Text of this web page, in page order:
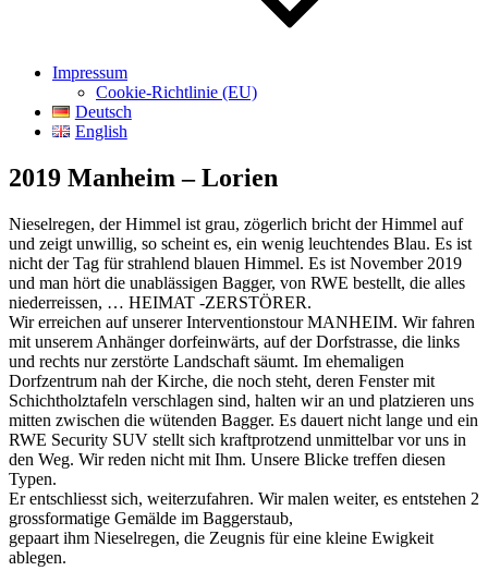
Impressum
Cookie-Richtlinie (EU)
Deutsch
English
2019 Manheim – Lorien
Nieselregen, der Himmel ist grau, zögerlich bricht der Himmel auf
und zeigt unwillig, so scheint es, ein wenig leuchtendes Blau. Es ist
nicht der Tag für strahlend blauen Himmel. Es ist November 2019
und man hört die unablässigen Bagger, von RWE bestellt, die alles
niederreissen, … HEIMAT -ZERSTÖRER.
Wir erreichen auf unserer Interventionstour MANHEIM. Wir fahren
mit unserem Anhänger dorfeinwärts, auf der Dorfstrasse, die links
und rechts nur zerstörte Landschaft säumt. Im ehemaligen
Dorfzentrum nah der Kirche, die noch steht, deren Fenster mit
Schichtholztafeln verschlagen sind, halten wir an und platzieren uns
mitten zwischen die wütenden Bagger. Es dauert nicht lange und ein
RWE Security SUV stellt sich kraftprotzend unmittelbar vor uns in
den Weg. Wir reden nicht mit Ihm. Unsere Blicke treffen diesen
Typen.
Er entschliesst sich, weiterzufahren. Wir malen weiter, es entstehen 2
grossformatige Gemälde im Baggerstaub,
gepaart ihm Nieselregen, die Zeugnis für eine kleine Ewigkeit
ablegen.